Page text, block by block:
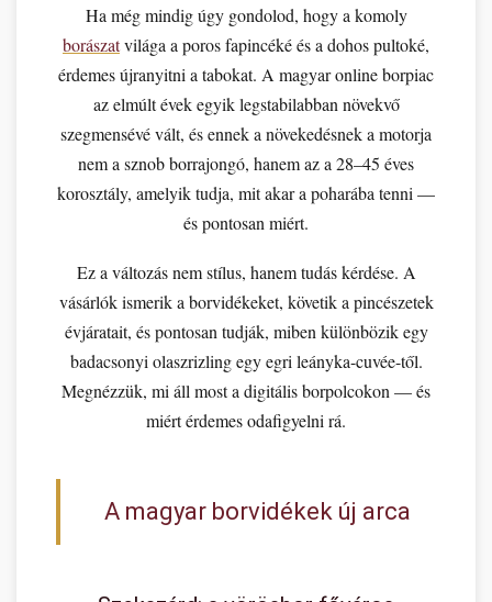
Ha még mindig úgy gondolod, hogy a komoly
borászatvilága a poros fapincéké és a dohos pultoké,
érdemes újranyitni a tabokat. A magyar online borpiac
az elmúlt évek egyik legstabilabban növekvő
szegmensévé vált, és ennek a növekedésnek a motorja
nem a sznob borrajongó, hanem az a 28–45 éves
korosztály, amelyik tudja, mit akar a poharába tenni —
és pontosan miért.
Ez a változás nem stílus, hanem tudás kérdése. A
vásárlók ismerik a borvidékeket, követik a pincészetek
évjáratait, és pontosan tudják, miben különbözik egy
badacsonyi olaszrizling egy egri leányka-cuvée-től.
Megnézzük, mi áll most a digitális borpolcokon — és
miért érdemes odafigyelni rá.
A magyar borvidékek új arca